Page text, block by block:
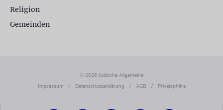
Religion
Gemeinden
© 2026 Jüdische Allgemeine
Impressum
/ Datenschutzerklärung / AGB / Privatsphäre